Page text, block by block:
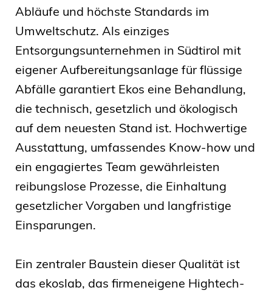
Abläufe und höchste Standards im
Umweltschutz. Als einziges
Entsorgungsunternehmen in Südtirol mit
eigener Aufbereitungsanlage für flüssige
Abfälle garantiert Ekos eine Behandlung,
die technisch, gesetzlich und ökologisch
auf dem neuesten Stand ist. Hochwertige
Ausstattung, umfassendes Know-how und
ein engagiertes Team gewährleisten
reibungslose Prozesse, die Einhaltung
gesetzlicher Vorgaben und langfristige
Einsparungen.
Ein zentraler Baustein dieser Qualität ist
das ekoslab, das firmeneigene Hightech-